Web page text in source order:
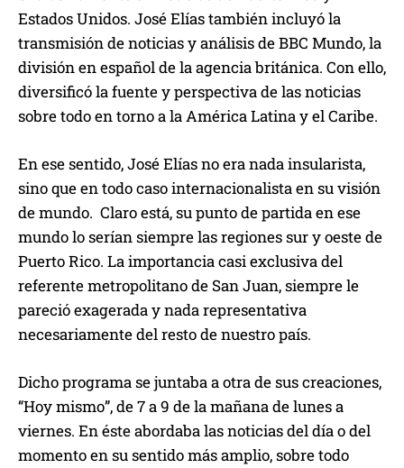
Estados Unidos. José Elías también incluyó la
transmisión de noticias y análisis de BBC Mundo, la
división en español de la agencia británica. Con ello,
diversificó la fuente y perspectiva de las noticias
sobre todo en torno a la América Latina y el Caribe.
En ese sentido, José Elías no era nada insularista,
sino que en todo caso internacionalista en su visión
de mundo. Claro está, su punto de partida en ese
mundo lo serían siempre las regiones sur y oeste de
Puerto Rico. La importancia casi exclusiva del
referente metropolitano de San Juan, siempre le
pareció exagerada y nada representativa
necesariamente del resto de nuestro país.
Dicho programa se juntaba a otra de sus creaciones,
“Hoy mismo”, de 7 a 9 de la mañana de lunes a
viernes. En éste abordaba las noticias del día o del
momento en su sentido más amplio, sobre todo